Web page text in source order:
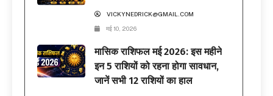
VICKYNEDRICK@GMAIL.COM
मई 10, 2026
मासिक राशिफल मई 2026: इस महीने
इन 5 राशियों को रहना होगा सावधान,
जानें सभी 12 राशियों का हाल